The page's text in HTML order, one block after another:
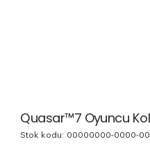
Quasar™7 Oyuncu
Stok kodu: Stok
00000000-0000-